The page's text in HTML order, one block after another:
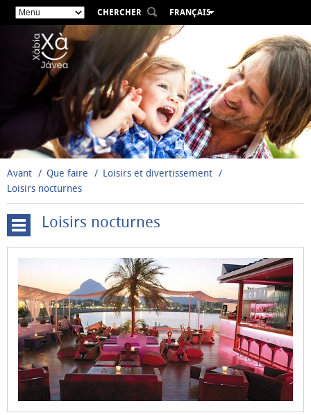
CHERCHER
FRANÇAIS
ESPAÑOL
VALENCIÀ
ENGLISH
DEUTSCH
РУССКИЙ
Avant Que faire
Loisirs et divertissement
Loisirs nocturnes
Loisirs
Cinémas
Internet
Loisirs
pour
les
jeunes
Loisirs nocturnes